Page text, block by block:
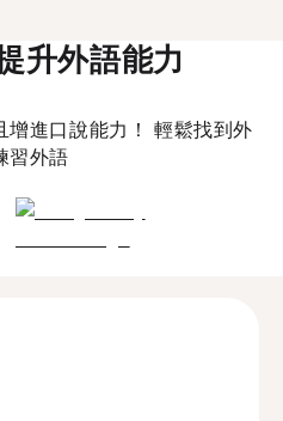
升外語能力
進口說能力！ 輕鬆找到外
習外語